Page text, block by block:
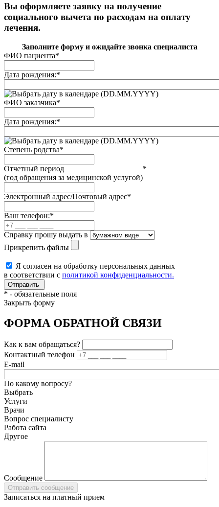
Вы оформляете заявку на получение
социального вычета по расходам на оплату
лечения.
Заполните форму и ожидайте звонка специалиста
ФИО пациента*
Дата рождения:*
(DD.MM.YYYY)
ФИО заказчика*
Дата рождения:*
(DD.MM.YYYY)
Степень родства*
Отчетный период
(год обращения за медицинской услугой)
*
Электронный адрес/Почтовый адрес*
Ваш телефон:*
Справку прошу выдать в
Прикрепить файлы
Я согласен на обработку персональных данных
в соответствии с политикой конфиденциальности.
* - обязательные поля
Закрыть форму
ФОРМА ОБРАТНОЙ СВЯЗИ
Как к вам обращаться?
Контактный телефон
E-mail
По какому вопросу?
Выбрать
Услуги
Врачи
Вопрос специалисту
Работа сайта
Другое
Сообщение
Записаться на платный прием